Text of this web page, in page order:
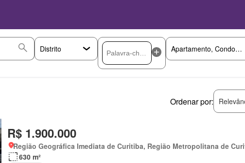
Ordenar por:
R$ 1.900.000
Região Geográfica Imediata de Curitiba, Região Metropolitana de
630 m²